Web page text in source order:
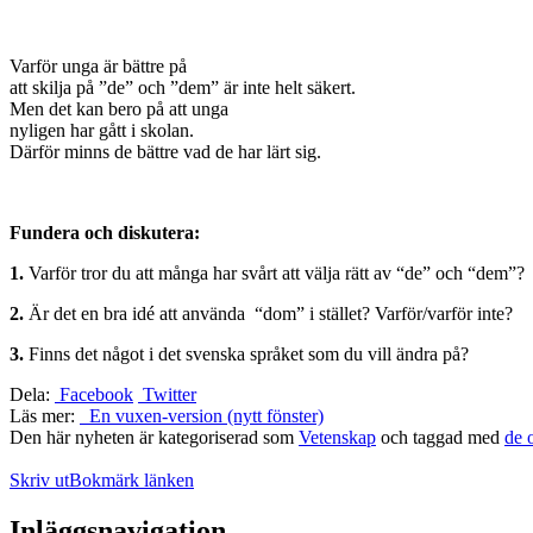
Varför unga är bättre på
att skilja på ”de” och ”dem” är inte helt säkert.
Men det kan bero på att unga
nyligen har gått i skolan.
Därför minns de bättre vad de har lärt sig.
Fundera och diskutera:
1. Varför tror du att många har svårt att välja rätt av “de” och “dem”?
2. Är det en bra idé att använda “dom” i stället? Varför/varför inte?
3. Finns det något i det svenska språket som du vill ändra på?
Dela: Facebook Twitter
Läs mer:
En vuxen-version (nytt fönster)
Den här nyheten är kategoriserad som Vetenskap och taggad med de
Skriv utBokmärk länken